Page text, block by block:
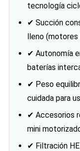
tecnología
✔ Succión
lleno (motores
✔ Autonomía
baterías
✔ Peso
cuidada para
✔ Accesorios
mini
✔ Filtración